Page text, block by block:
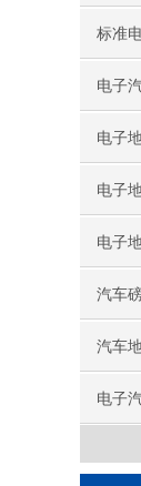
标准
电子
电子
电子
电子
汽车
汽车
电子